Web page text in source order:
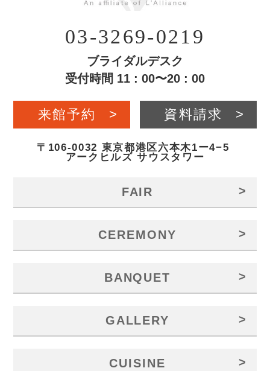
03-3269-0219
ブライダルデスク
受付時間 11 : 00〜20 : 00
来館予約 > 資料請求 >
〒106-0032 東京都港区六本木1ー4−5
アークヒルズ サウスタワー
FAIR >
CEREMONY >
BANQUET >
GALLERY >
CUISINE >